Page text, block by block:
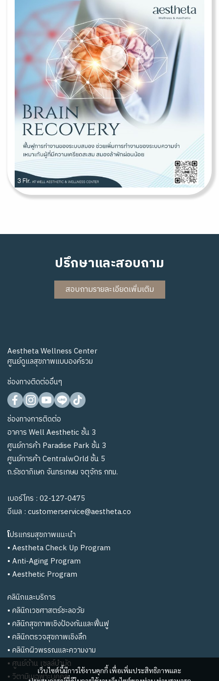
ปรึกษาและสอบถาม
สอบถามรายละเอียดเพิ่มเติม
เว็บไซต์นี้มีการใช้งานคุกกี้ เพื่อเพิ่มประสิทธิภาพและ
Aestheta Wellness Center
ศูนย์ดูแลสุขภาพแบบองค์รวม
ช่องทางติดต่ออื่นๆ
ช่องทางการติดต่อ
อาคาร Well Aesthetic ชั้น 3
ศูนย์การค้า Paradise Park ชั้น 3
ศูนย์การค้า CentralwOrld ชั้น 5
ถ.รัชดาภิเษก จันทรเกษม จตุจักร กทม.
เบอร์โทร : 02-127-0475
อีเมล : customerservice@aestheta.co
โปรแกรมสุขภาพแนะนำ
• Aestheta Check Up Program
• Anti-Aging Program
• Aesthetic Program
คลินิกและบริการ
• คลินิกเวชศาสตร์ชะลอวัย
• คลินิกสุขภาพเชิงป้องกันและฟื้นฟู
• คลินิกตรวจสุขภาพเชิงลึก
• คลินิกผิวพรรณและความงาม
• ศูนย์ด้าน เซลล์บำบัด
• วิตามินเฉพาะบุคคล